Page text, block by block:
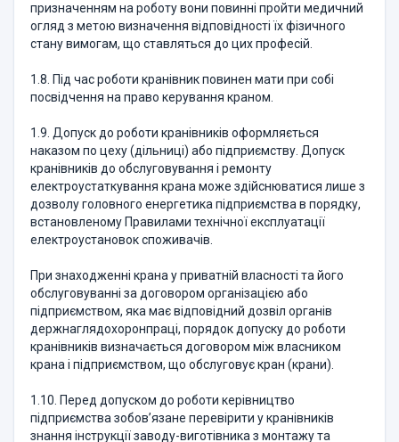
призначенням на роботу вони повинні пройти медичний
огляд з метою визначення відповідності їх фізичного
стану вимогам, що ставляться до цих професій.
1.8. Під час роботи кранівник повинен мати при собі
посвідчення на право керування краном.
1.9. Допуск до роботи кранівників оформляється
наказом по цеху (дільниці) або підприємству. Допуск
кранівників до обслуговування і ремонту
електроустаткування крана може здійснюватися лише з
дозволу головного енергетика підприємства в порядку,
встановленому Правилами технічної експлуатації
електроустановок споживачів.
При знаходженні крана у приватній власності та його
обслуговуванні за договором організацією або
підприємством, яка має відповідний дозвіл органів
держнаглядохоронпраці, порядок допуску до роботи
кранівників визначається договором між власником
крана і підприємством, що обслуговує кран (крани).
1.10. Перед допуском до роботи керівництво
підприємства зобов’язане перевірити у кранівників
знання інструкції заводу-виготівника з монтажу та